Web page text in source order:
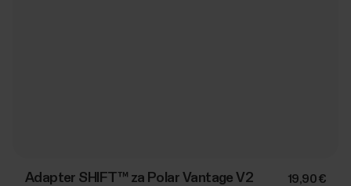
Adapter SHIFT™ za Polar Vantage V2 19,90 €